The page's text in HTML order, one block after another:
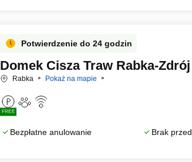
Potwierdzenie do 24 godzin
Domek Cisza Traw Rabka-Zdrój
Rabka Pokaż na mapie
FREE
Bezpłatne anulowanie Brak